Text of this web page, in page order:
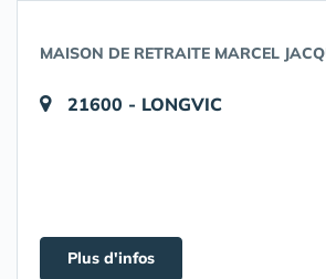
MAISON DE RETRAITE MARCEL
21600 - LONGVIC
Plus d'infos